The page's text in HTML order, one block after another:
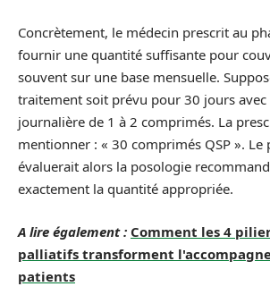
Concrètement, le médecin prescrit au
fournir une quantité suffisante pour
souvent sur une base mensuelle.
traitement soit prévu pour 30 jours avec
journalière de 1 à 2 comprimés. La
mentionner : « 30 comprimés QSP ». Le
évaluerait alors la posologie
exactement la quantité appropriée.
A lire également : Comment les 4
palliatifs transforment
patients